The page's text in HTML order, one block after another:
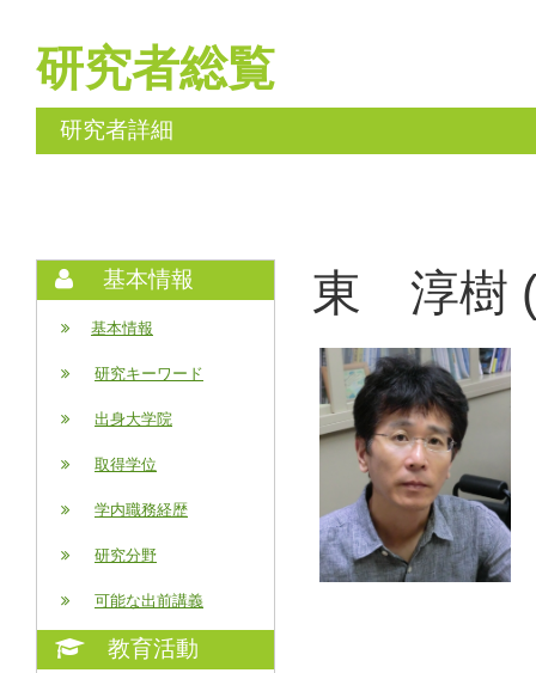
研究者総覧
研究者詳細
基本情報
基本情報
研究キーワード
出身大学院
取得学位
学内職務経歴
研究分野
可能な出前講義
教育活動
東 淳樹